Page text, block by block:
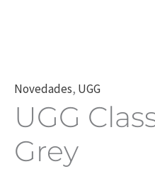
Novedades, UGG
UGG
Grey